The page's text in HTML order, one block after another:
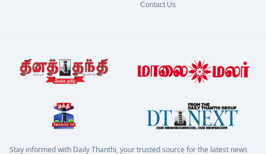
Contact Us
Stay informed with Daily Thanthi, your trusted source for the latest news